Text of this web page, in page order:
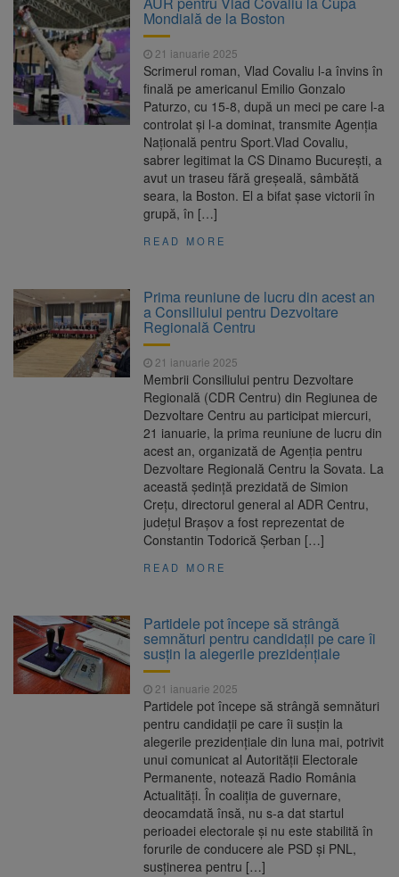
7,50%
7 august 2026
1 octombrie, dată importantă
pentru șoferi și transportatori. Intră în aplicare
noul sistem de taxare rutieră
7 august 2026
7 august, Ziua Internațională
a Berii. Sărbătoarea este marcată în peste
200 de orașe din lume
Facturi mai mari la curent din
toamnă. Unele tarife se apropie de 2 lei/kWh
Mondială de la Boston
21 ianuarie 2025
Scrimerul roman, Vlad Covaliu l-a învins în
finală pe americanul Emilio Gonzalo
Paturzo, cu 15-8, după un meci pe care l-a
controlat și l-a dominat, transmite Agenția
Națională pentru Sport.Vlad Covaliu,
sabrer legitimat la CS Dinamo Bucureşti, a
avut un traseu fără greşeală, sâmbătă
seara, la Boston. El a bifat şase victorii în
grupă, în […]
READ MORE
Prima reuniune de lucru din acest an
a Consiliului pentru Dezvoltare
Regională Centru
21 ianuarie 2025
Membrii Consiliului pentru Dezvoltare
Regională (CDR Centru) din Regiunea de
Dezvoltare Centru au participat miercuri,
21 ianuarie, la prima reuniune de lucru din
acest an, organizată de Agenția pentru
Dezvoltare Regională Centru la Sovata. La
această şedinţă prezidată de Simion
Creţu, directorul general al ADR Centru,
judeţul Braşov a fost reprezentat de
Constantin Todorică Şerban […]
READ MORE
Partidele pot începe să strângă
semnături pentru candidaţii pe care îi
susţin la alegerile prezidenţiale
21 ianuarie 2025
Partidele pot începe să strângă semnături
pentru candidaţii pe care îi susţin la
alegerile prezidenţiale din luna mai, potrivit
unui comunicat al Autorităţii Electorale
Permanente, notează Radio România
Actualități. În coaliţia de guvernare,
deocamdată însă, nu s-a dat startul
perioadei electorale şi nu este stabilită în
forurile de conducere ale PSD şi PNL,
susţinerea pentru […]